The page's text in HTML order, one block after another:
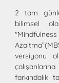
2 tam
bilimsel
versiyonu
farkındalık